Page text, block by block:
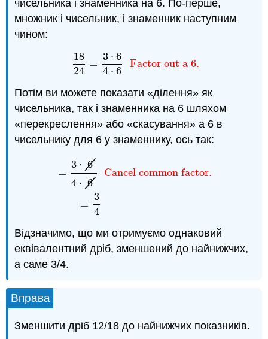
чисельника і знаменника на 6. По-перше,
множник і чисельник, і знаменник наступним
чином:
18
24
=
3 ⋅ 6
4 ⋅ 6
Factor out a 6.
1824= 3⋅64⋅ 6 Factor out a 6.
Потім ви можете показати «ділення» як
чисельника, так і знаменника на 6 шляхом
«перекреслення» або «скасування» a 6 в
чисельнику для 6 у знаменнику, ось так:
=
3 ⋅ 6
4 ⋅ 6
=
3
4
Cancel common factor.
⋅6 4 ⋅6
Відзначимо, що ми отримуємо однаковий
еквівалентний дріб, зменшений до найнижчих,
а саме 3/4.
Вправа
Зменшити дріб 12/18 до найнижчих показників.